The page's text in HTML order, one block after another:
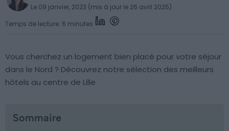
Le 09 janvier, 2023 (mis à jour le 26 avril 2025)
Temps de lecture: 6 minutes
Vous cherchez un logement bien placé pour votre séjour
dans le Nord ? Découvrez notre sélection des meilleurs
hôtels au centre de Lille
Sommaire